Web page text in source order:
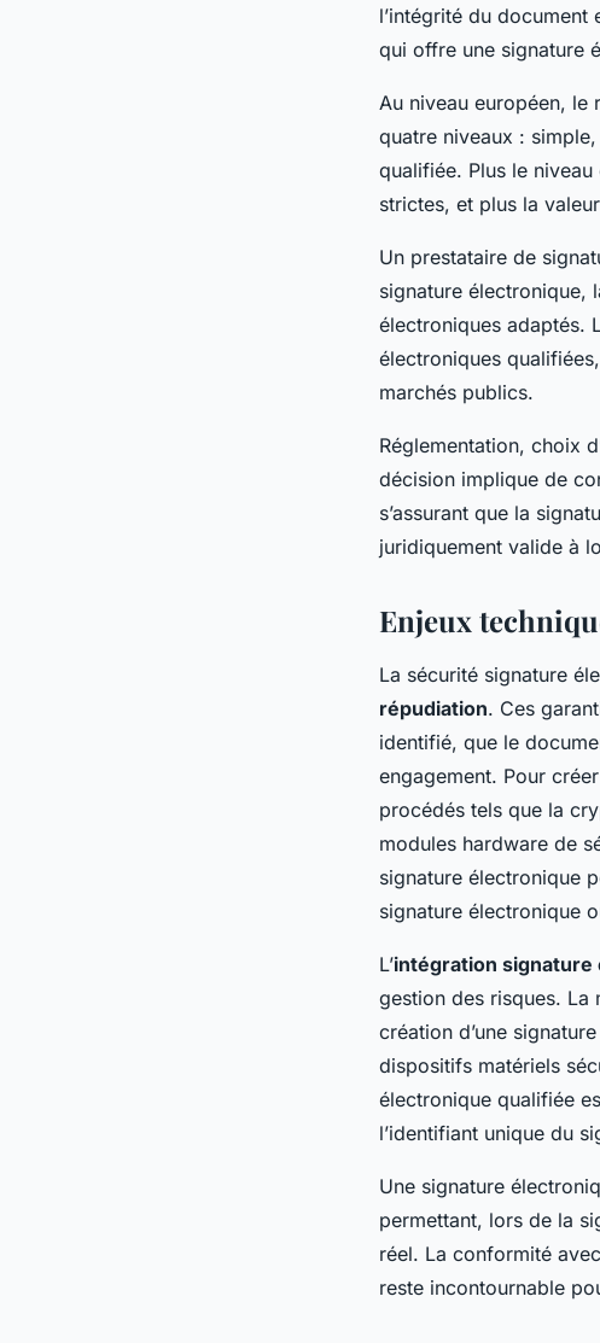
l’intégrité du
qui offre une signature
Au niveau européen, le
quatre niveaux :
qualifiée. Plus le
strictes, et plus la
Un prestataire de
signature électronique,
électroniques adaptés.
électroniques
marchés publics.
Réglementation, choix
décision implique de
s’assurant que la
juridiquement valide à
Enjeux
La sécurité signature
répudiation. Ces
identifié, que le
engagement. Pour
procédés tels que la
modules hardware de
signature électronique
signature électronique
L’intégration signature
gestion des risques. La
création d’une
dispositifs matériels
électronique qualifiée
l’identifiant unique du
Une signature
permettant, lors de la
réel. La conformité
reste incontournable